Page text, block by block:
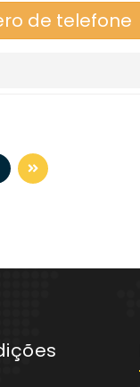
de telefone